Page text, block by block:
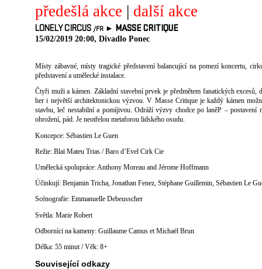
předešlá akce | další akce
LONELY CIRCUS /FR ► MASSE CRITIQUE
15/02/2019 20:00, Divadlo Ponec
Místy zábavné, místy tragické představení balancující na pomezí koncertu,
představení a umělecké instalace.
Čtyři muži a kámen. Základní stavební prvek je předmětem fanatických excesů,
her i největší architektonickou výzvou. V Masse Critique je každý kámen
stavbu, leč nestabilní a pomíjivou. Odráží výzvy chodce po laněP – postavení
ohrožení, pád. Je neotřelou metaforou lidského osudu.
Koncepce: Sébastien Le Guen
Režie: Blaï Mateu Trias / Baro d’Evel Cirk Cie
Umělecká spolupráce: Anthony Moreau and Jérome Hoffmann
Účinkují: Benjamin Tricha, Jonathan Fenez, Stéphane Guillemin, Sébastien Le
Scénografie: Emmanuelle Debeusscher
Světla: Marie Robert
Odborníci na kameny: Guillaume Camus et Michaël Brun
Délka: 55 minut / Věk: 8+
Související odkazy